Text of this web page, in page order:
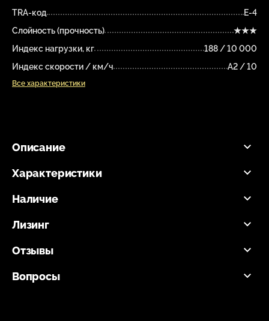
TRA-код
E-4
Слойность (прочность)
★★★
Индекс нагрузки, кг
188 / 10 000
Индекс скорости / км/ч
A2 / 10
Все характеристики
Описание
Характеристики
Наличие
Лизинг
Отзывы
Вопросы